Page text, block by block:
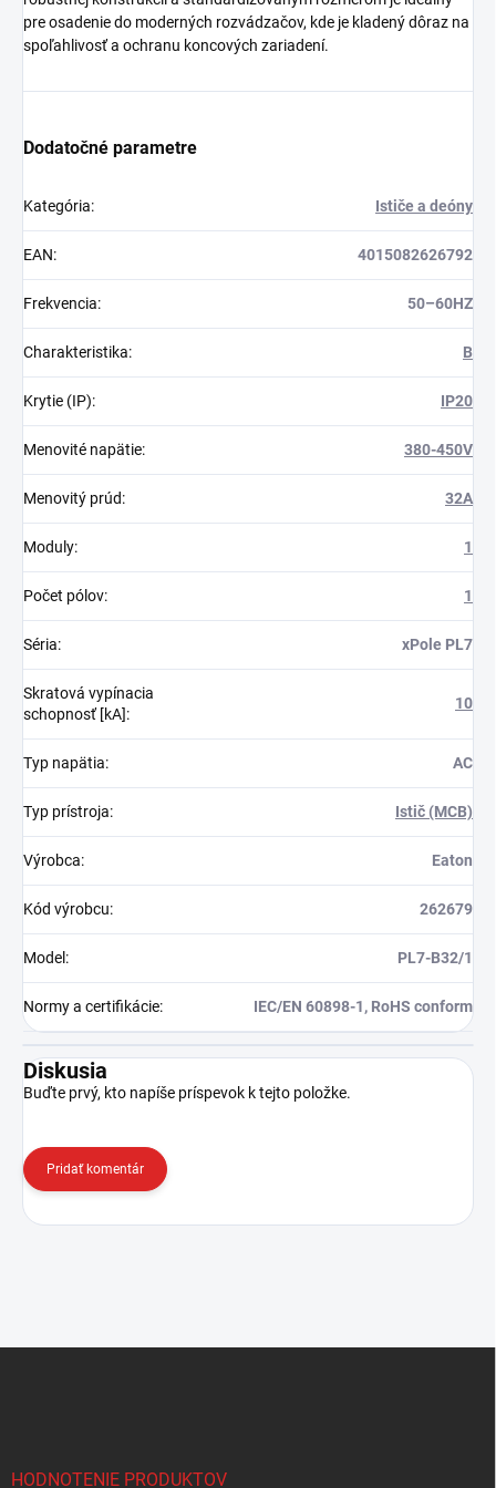
pre osadenie do moderných rozvádzačov, kde je kladený dôraz na
spoľahlivosť a ochranu koncových zariadení.
Dodatočné parametre
Kategória: Ističe a deóny
EAN: 4015082626792
Frekvencia: 50–60HZ
Charakteristika: B
Krytie (IP): IP20
Menovité napätie: 380-450V
Menovitý prúd: 32A
Moduly: 1
Počet pólov: 1
Séria: xPole PL7
Skratová vypínacia
schopnosť [kA]:
10
Typ napätia: AC
Typ prístroja: Istič (MCB)
Výrobca: Eaton
Kód výrobcu: 262679
Model : PL7-B32/1
Normy a certifikácie: IEC/EN 60898-1, RoHS conform
Diskusia
Buďte prvý, kto napíše príspevok k tejto položke.
Pridať komentár
HODNOTENIE PRODUKTOV